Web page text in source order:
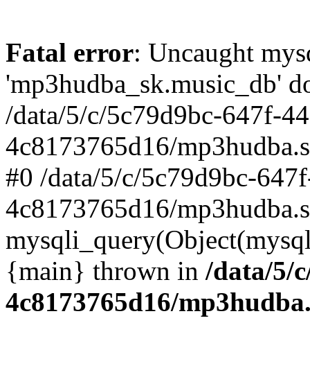
Fatal error: Uncaught
'mp3hudba_sk.music_db'
/data/5/c/5c79d9bc-647f-
4c8173765d16/
#0 /data/5/c/5c79d9bc-
4c8173765d16/
{main} thrown in /data/5/
4c8173765d16/